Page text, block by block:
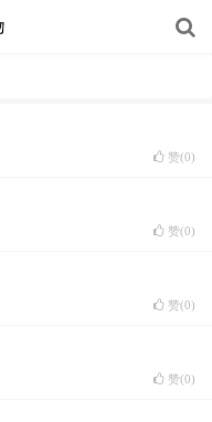
赞(0)
赞(0)
赞(0)
赞(0)